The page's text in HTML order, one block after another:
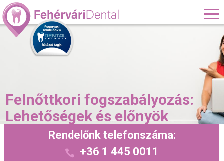
Felnőttkori fogszabályozás:
Lehetőségek és előnyök
Rendelőnk telefonszáma:
+36 1 445 0011